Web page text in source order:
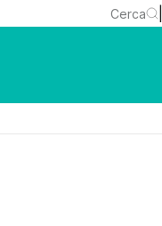
Cerca